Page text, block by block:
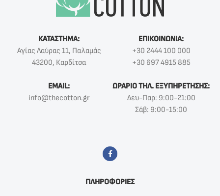
ΚΑΤΑΣΤΗΜΑ:
Αγίας Λαύρας 11, Παλαμάς
43200, Καρδίτσα
ΕΠΙΚΟΙΝΩΝΙΑ:
+30 2444 100 000
+30 697 4915 885
EMAIL:
info@thecotton.gr
ΩΡΑΡΙΟ ΤΗΛ. ΕΞΥΠΗΡΕΤΗΣΗΣ:
Δευ-Παρ: 9:00-21:00
Σάβ: 9:00-15:00
ΠΛΗΡΟΦΟΡΙΕΣ